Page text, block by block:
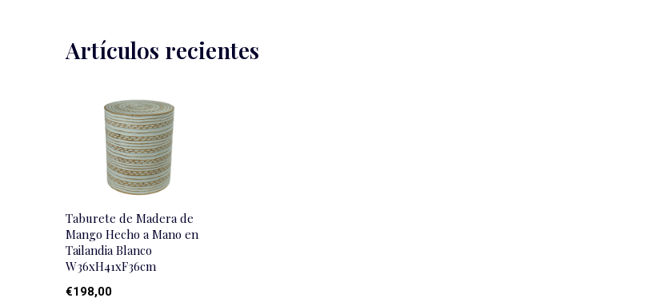
Artículos recientes
Taburete de Madera de
Mango Hecho a Mano en
Tailandia Blanco
W36xH41xF36cm
€198,00